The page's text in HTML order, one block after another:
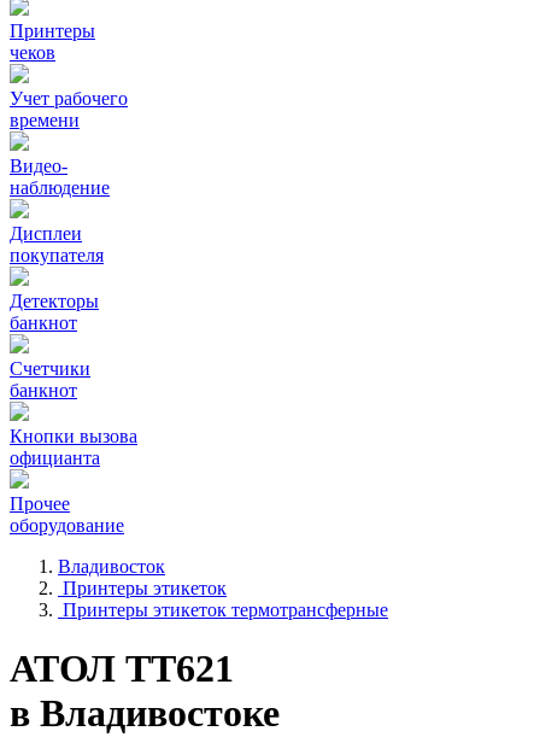
Принтеры
чеков
Учет рабочего
времени
Видео‑
наблюдение
Дисплеи
покупателя
Детекторы
банкнот
Счетчики
банкнот
Кнопки вызова
официанта
Прочее
оборудование
Владивосток
Принтеры этикеток
Принтеры этикеток термотрансферные
АТОЛ TT621
в Владивостоке